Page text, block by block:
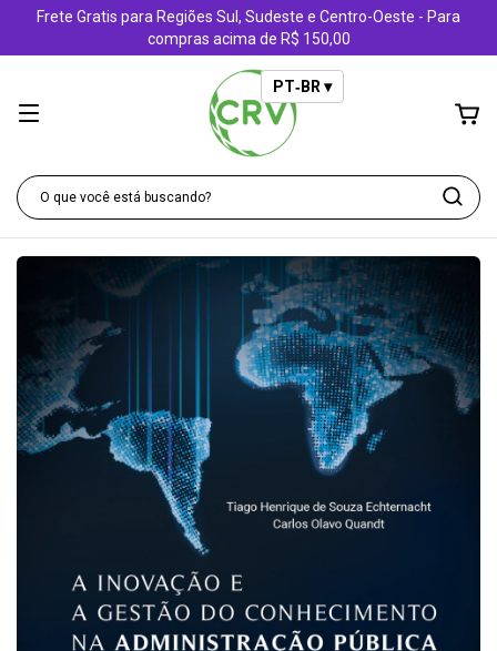
Frete Gratis para Regiões Sul, Sudeste e Centro-Oeste - Para
compras acima de R$ 150,00
PT‑BR ▾